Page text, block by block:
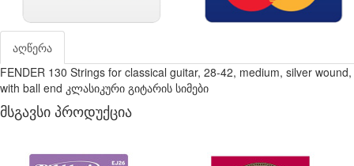
აღწერა
FENDER 130 Strings for classical guitar, 28-42, medium, silver wound,
with ball end კლასიკური გიტარის სიმები
მსგავსი პროდუქცია